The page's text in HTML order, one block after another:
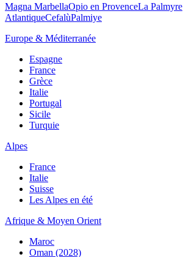
Magna MarbellaOpio en ProvenceLa Palmyre
AtlantiqueCefalùPalmiye
Europe & Méditerranée
Espagne
France
Grèce
Italie
Portugal
Sicile
Turquie
Alpes
France
Italie
Suisse
Les Alpes en été
Afrique & Moyen Orient
Maroc
Oman (2028)